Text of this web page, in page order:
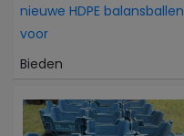
nieuwe HDPE balansballen
voor
Bieden